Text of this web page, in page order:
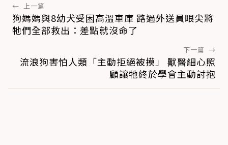
← 上一篇
狗媽媽與8幼犬受困高溫車庫 路過外送員眼尖將
牠們全部救出：差點就沒命了
下一篇 →
流浪狗害怕人類「主動拒絕被摸」 獸醫細心照
顧讓牠終於學會主動討抱